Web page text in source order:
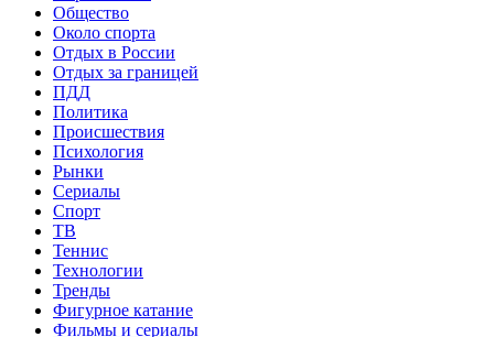
Общество
Около спорта
Отдых в России
Отдых за границей
ПДД
Политика
Происшествия
Психология
Рынки
Сериалы
Спорт
ТВ
Теннис
Технологии
Тренды
Фигурное катание
Фильмы и сериалы